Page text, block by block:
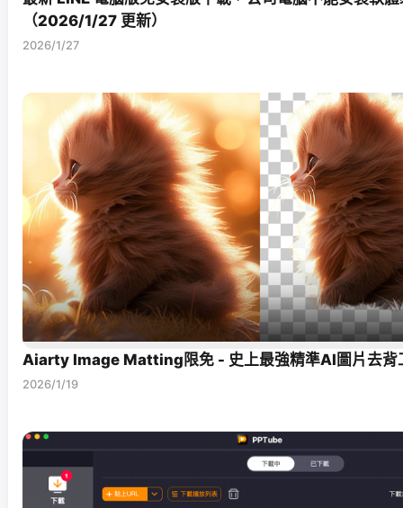
（2026/1/27 更新）
2026/1/27
Aiarty Image Matting限免 - 史上最強精準AI圖片去背
2026/1/19